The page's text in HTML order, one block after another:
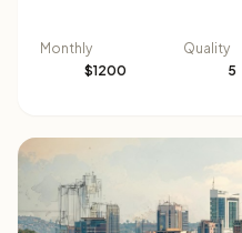
Monthly
$1200
Quality
5